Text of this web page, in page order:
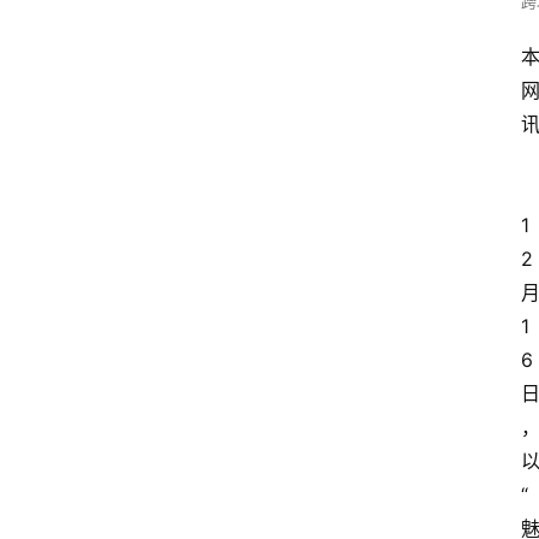
本
网
讯
1
2
月
1
6
日
，
以
“
魅